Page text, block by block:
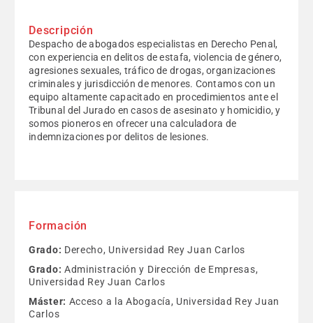
Descripción
Despacho de abogados especialistas en Derecho Penal,
con experiencia en delitos de estafa, violencia de género,
agresiones sexuales, tráfico de drogas, organizaciones
criminales y jurisdicción de menores. Contamos con un
equipo altamente capacitado en procedimientos ante el
Tribunal del Jurado en casos de asesinato y homicidio, y
somos pioneros en ofrecer una calculadora de
indemnizaciones por delitos de lesiones.
Formación
Grado: Derecho, Universidad Rey Juan Carlos
Grado: Administración y Dirección de Empresas,
Universidad Rey Juan Carlos
Máster: Acceso a la Abogacía, Universidad Rey Juan
Carlos